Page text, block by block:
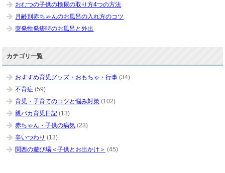
おむつの子供の検尿の取り方4つの方法
月齢別赤ちゃんのお風呂の入れ方のコツ
突発性発疹時のお風呂と外出
カテゴリ一覧
おすすめ育児グッズ・おもちゃ・行事 (34)
不育症 (59)
育児・子育てのコツと悩み対策 (102)
親バカ育児日記 (13)
赤ちゃん・子供の病気 (23)
辛いつわり (13)
関西の遊び場＜子供とお出かけ＞ (45)